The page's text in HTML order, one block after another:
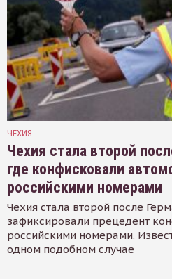
ЧЕХИЯ
Чехия стала второй
где конфисковали
российскими номерами
Чехия стала второй после
зафиксировали прецедент
российскими номерами.
одном подобном случае